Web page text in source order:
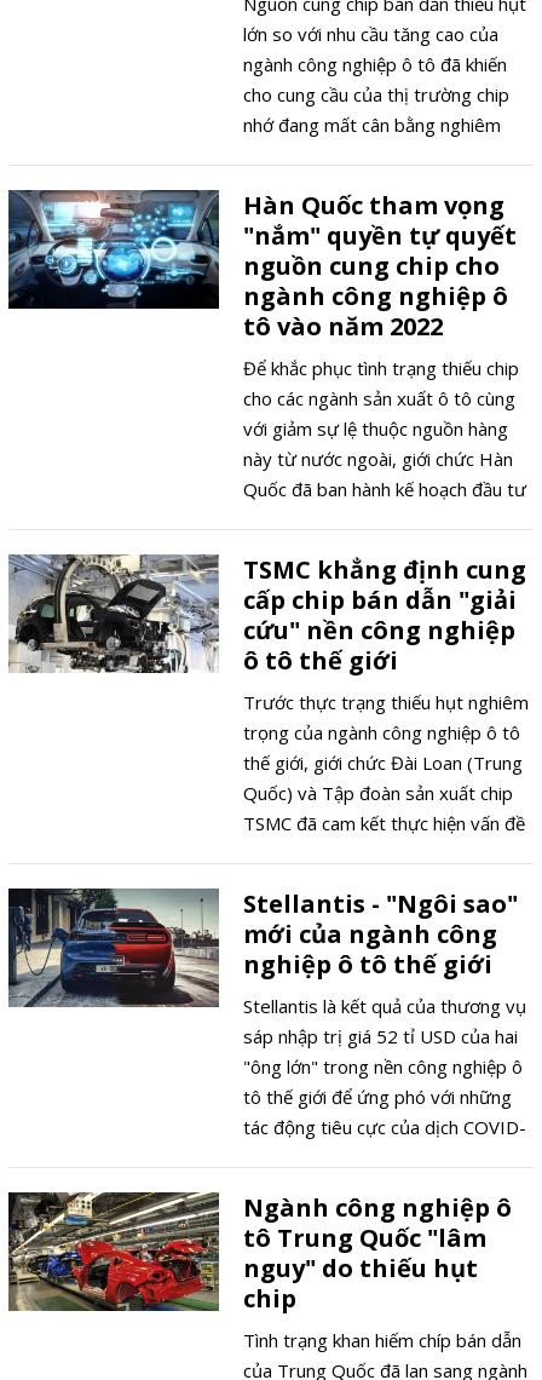
lớn so với nhu cầu tăng cao của
ngành công nghiệp ô tô đã khiến
cho cung cầu của thị trường chip
nhớ đang mất cân bằng nghiêm
Hàn Quốc tham vọng
"nắm" quyền tự quyết
nguồn cung chip cho
ngành công nghiệp ô
tô vào năm 2022
Để khắc phục tình trạng thiếu chip
cho các ngành sản xuất ô tô cùng
với giảm sự lệ thuộc nguồn hàng
này từ nước ngoài, giới chức Hàn
Quốc đã ban hành kế hoạch đầu tư
xe thế hệ mới.
TSMC khẳng định cung
cấp chip bán dẫn "giải
cứu" nền công nghiệp
ô tô thế giới
Trước thực trạng thiếu hụt nghiêm
trọng của ngành công nghiệp ô tô
thế giới, giới chức Đài Loan (Trung
Quốc) và Tập đoàn sản xuất chip
TSMC đã cam kết thực hiện vấn đề
đầu thế giới này.
Stellantis - "Ngôi sao"
mới của ngành công
nghiệp ô tô thế giới
Stellantis là kết quả của thương vụ
sáp nhập trị giá 52 tỉ USD của hai
"ông lớn" trong nền công nghiệp ô
tô thế giới để ứng phó với những
tác động tiêu cực của dịch COVID-
thứ 3 thế giới về thị phần "4 bánh"
của thế giới.
Ngành công nghiệp ô
tô Trung Quốc "lâm
nguy" do thiếu hụt
chip
Tình trạng khan hiếm chíp bán dẫn
của Trung Quốc đã lan sang ngành